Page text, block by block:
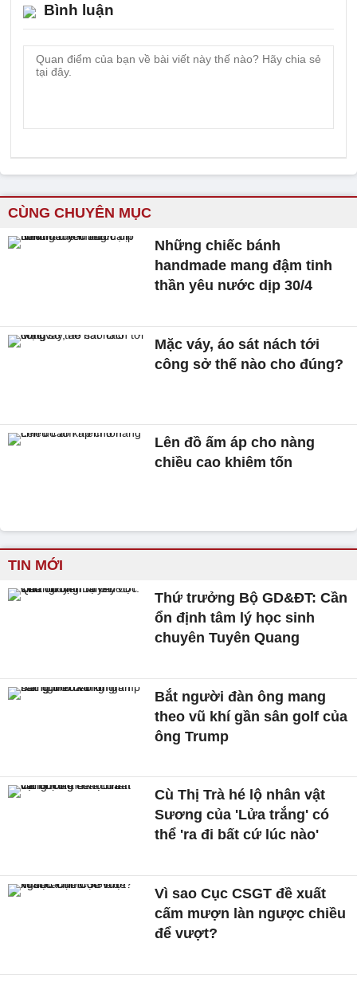
Bình luận
CÙNG CHUYÊN MỤC
Những chiếc bánh
handmade mang đậm tinh
thần yêu nước dịp 30/4
Mặc váy, áo sát nách tới
công sở thế nào cho đúng?
Lên đồ ấm áp cho nàng
chiều cao khiêm tốn
TIN MỚI
Thứ trưởng Bộ GD&ĐT: Cần
ổn định tâm lý học sinh
chuyên Tuyên Quang
Bắt người đàn ông mang
theo vũ khí gần sân golf của
ông Trump
Cù Thị Trà hé lộ nhân vật
Sương của 'Lửa trắng' có
thể 'ra đi bất cứ lúc nào'
Vì sao Cục CSGT đề xuất
cấm mượn làn ngược chiều
để vượt?